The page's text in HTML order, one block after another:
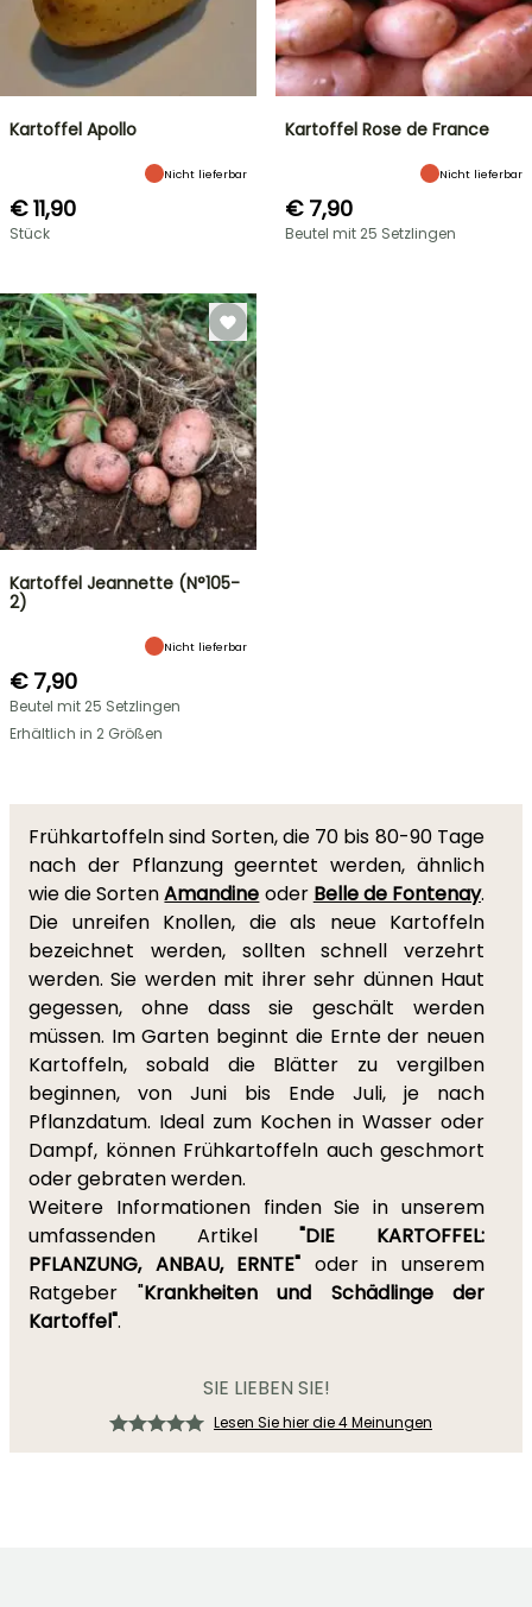
Kartoffel Apollo
Nicht lieferbar
€ 11,90
Stück
Kartoffel Rose de France
Nicht lieferbar
€ 7,90
Beutel mit 25 Setzlingen
Kartoffel Jeannette (N°105-
2)
Nicht lieferbar
€ 7,90
Beutel mit 25 Setzlingen
Erhältlich in 2 Größen
Frühkartoffeln sind Sorten, die 70 bis 80-90 Tage
nach der Pflanzung geerntet werden, ähnlich
wie die SortenAmandine oder Belle de Fontenay.
Die unreifen Knollen, die als neue Kartoffeln
bezeichnet werden, sollten schnell verzehrt
werden. Sie werden mit ihrer sehr dünnen Haut
gegessen, ohne dass sie geschält werden
müssen. Im Garten beginnt die Ernte der neuen
Kartoffeln, sobald die Blätter zu vergilben
beginnen, von Juni bis Ende Juli, je nach
Pflanzdatum. Ideal zum Kochen in Wasser oder
Dampf, können Frühkartoffeln auch geschmort
oder gebraten werden.
Weitere Informationen finden Sie in unserem
umfassenden Artikel "DIE KARTOFFEL:
PFLANZUNG, ANBAU, ERNTE" oder in unserem
Ratgeber "Krankheiten und Schädlinge der
Kartoffel".
SIE LIEBEN SIE!
Lesen Sie hier die 4 Meinungen